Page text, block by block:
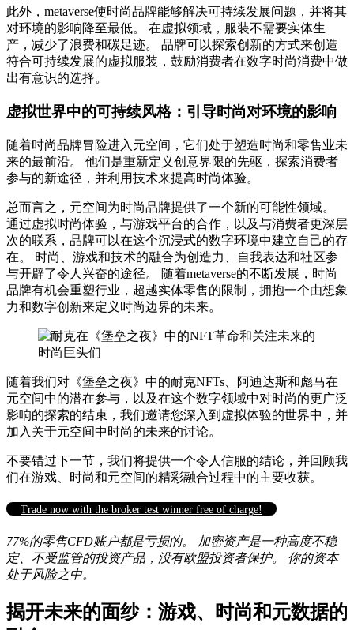
此外，metaverse使时尚品牌能够解决可持续发展问题，并将其
对环境的影响降至最低。 在虚拟领域，服装不需要实体生
产，减少了浪费和碳足迹。 品牌可以探索创新的方式来创造
符合可持续发展的虚拟服装，鼓励消费者在数字时尚消费中做
出有意识的选择。
虚拟世界中的可持续风格：引导时尚对环境的影响
随着时尚品牌冒险进入元空间，它们处于塑造时尚和零售业未
来的最前沿。 他们是重新定义创意界限的先驱，探索消费者
参与的新途径，并利用技术来提高时尚体验。
总而言之，元空间为时尚品牌提供了一个新的可能性领域。
通过虚拟时尚体验，与游戏平台的合作，以及与消费者更深层
次的联系，品牌可以在这个沉浸式的数字环境中建立自己的存
在。 时尚、游戏和技术的融合为创造力、自我表达和社区参
与开辟了令人兴奋的途径。 随着metaverse的不断发展，时尚
品牌有机会重塑行业，超越实体零售的限制，拥抱一个由想象
力和数字创新来定义时尚边界的未来。
随着我们对《堡垒之夜》中的耐克NFTs、阿迪达斯和彪马在
元空间中的潜在参与，以及在这个数字领域中对时尚的更广泛
影响的探索的结束，我们邀请您深入到虚拟体验的世界中，并
加入关于元空间中时尚的未来的讨论。
不要错过下一节，我们将提供一个令人信服的结论，并回顾我
们在游戏、时尚和元空间的精彩融合过程中的主要收获。
Trade now with the broker test winner free of charge!
77%的零售CFD账户都是亏损的。 加密资产是一种高度不稳
定、不受监管的投资产品，没有欧盟投资者保护。 你的资本
处于风险之中。
揭开未来的面纱：游戏、时尚和元数据的